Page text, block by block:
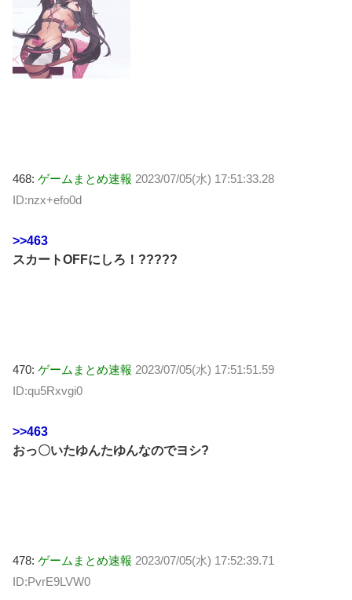
468: ゲームまとめ速報 2023/07/05(水) 17:51:33.28
ID:nzx+efo0d
>>463
スカートOFFにしろ！?????
470: ゲームまとめ速報 2023/07/05(水) 17:51:51.59
ID:qu5Rxvgi0
>>463
おっ〇いたゆんたゆんなのでヨシ?
478: ゲームまとめ速報 2023/07/05(水) 17:52:39.71
ID:PvrE9LVW0